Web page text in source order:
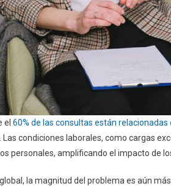
el 60% de las consultas están
Las condiciones laborales, como cargas
personales, amplificando el impacto de
la magnitud del problema es aún